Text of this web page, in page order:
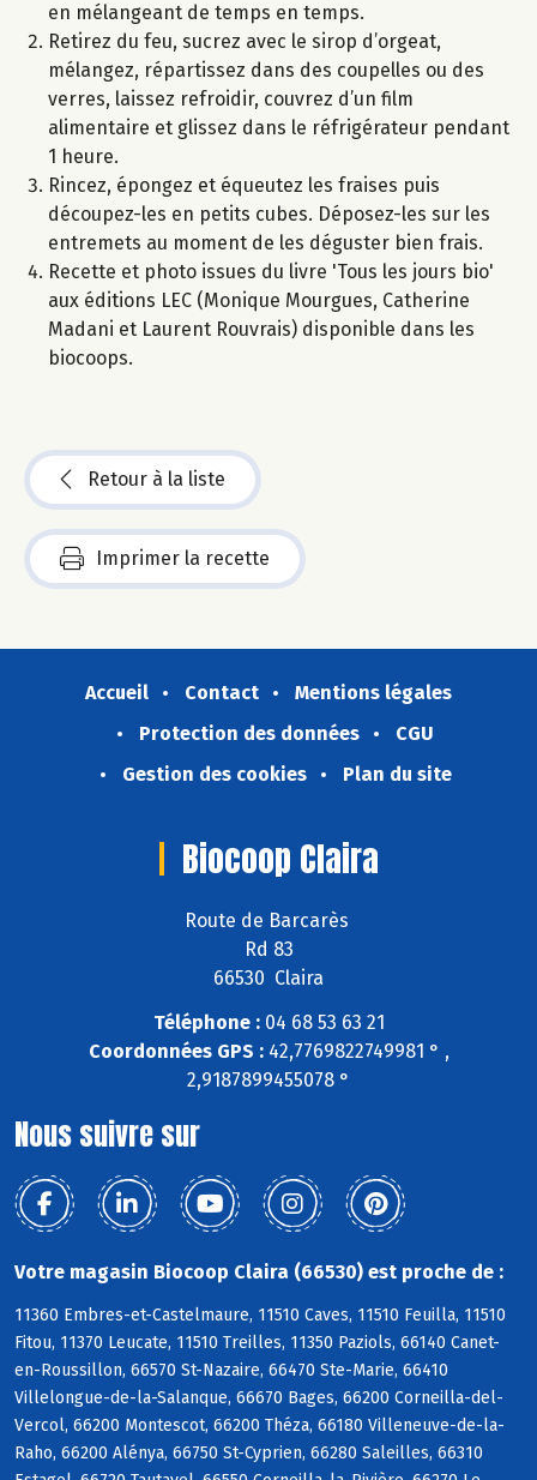
en mélangeant de temps en temps.
Retirez du feu, sucrez avec le sirop d’orgeat,
mélangez, répartissez dans des coupelles ou des
verres, laissez refroidir, couvrez d’un film
alimentaire et glissez dans le réfrigérateur pendant
1 heure.
Rincez, épongez et équeutez les fraises puis
découpez-les en petits cubes. Déposez-les sur les
entremets au moment de les déguster bien frais.
Recette et photo issues du livre 'Tous les jours bio'
aux éditions LEC (Monique Mourgues, Catherine
Madani et Laurent Rouvrais) disponible dans les
biocoops.
Retour à la liste
Imprimer la recette
Accueil Contact
Mentions légales
Protection des données
CGU
Gestion des cookies
Plan du site
Biocoop Claira
Route de Barcarès
Rd 83
66530 Claira
Téléphone :04 68 53 63 21
Coordonnées GPS :42,7769822749981 ° ,
2,9187899455078 °
Nous suivre sur
Votre magasin Biocoop Claira (66530) est proche de :
11360 Embres-et-Castelmaure, 11510 Caves, 11510 Feuilla, 11510
Fitou, 11370 Leucate, 11510 Treilles, 11350 Paziols, 66140 Canet-
en-Roussillon, 66570 St-Nazaire, 66470 Ste-Marie, 66410
Villelongue-de-la-Salanque, 66670 Bages, 66200 Corneilla-del-
Vercol, 66200 Montescot, 66200 Théza, 66180 Villeneuve-de-la-
Raho, 66200 Alénya, 66750 St-Cyprien, 66280 Saleilles, 66310